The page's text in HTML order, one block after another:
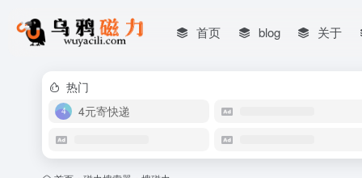
首页 blog 关于
热门
4元寄快递